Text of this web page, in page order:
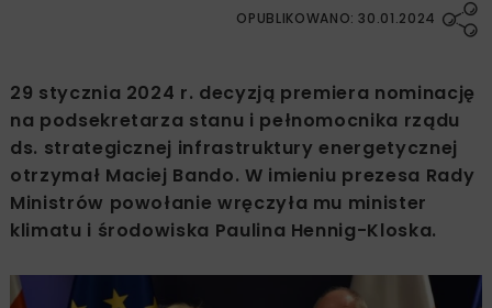
OPUBLIKOWANO: 30.01.2024
29 stycznia 2024 r. decyzją premiera nominację
na podsekretarza stanu i pełnomocnika rządu
ds. strategicznej infrastruktury energetycznej
otrzymał Maciej Bando. W imieniu prezesa Rady
Ministrów powołanie wręczyła mu minister
klimatu i środowiska Paulina Hennig-Kloska.